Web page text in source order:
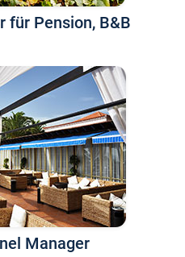
für Pension, B&B
Manager